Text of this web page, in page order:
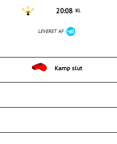
20:08 Kl.
LEVERET AF
Kamp slut